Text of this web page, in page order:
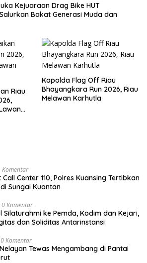
Kejuaraan Drag Bike HUT
Bakat Generasi Muda dan
Riau
Kapolda Flag Off Riau
Bhayangkara Run 2026, Riau
Melawan Karhutla
Komentar
Center 110, Polres Kuansing Tertibkan
Sungai Kuantan
0 Komentar
Silaturahmi ke Pemda, Kodim dan Kejari,
dan Soliditas Antarinstansi
0 Komentar
Tewas Mengambang di Pantai